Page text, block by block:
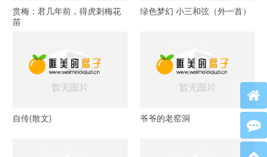
赏梅：君几年前，得虎刺梅花
苗
绿色梦幻 小三和弦（外一首）
自传(散文) 爷爷的老窑洞